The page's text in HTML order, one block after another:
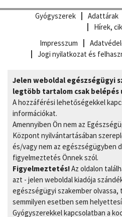
Gyógyszerek Adattárak
Hírek,
Impresszum
Jogi nyilatkozat és
Jelen weboldal egészségügyi
legtöbb tartalom csak
A hozzáférési lehetőségekkel
információkat.
Amennyiben Ön nem az
Központ nyilvántartásában
és/vagy nem az egészségügyben
figyelmeztetés Önnek szól.
Figyelmeztetés!Az oldalon
azt - jelen weboldal kiadója
egészségügyi szakember
semmilyen esetben sem
Gyógyszerekkel kapcsolatban a